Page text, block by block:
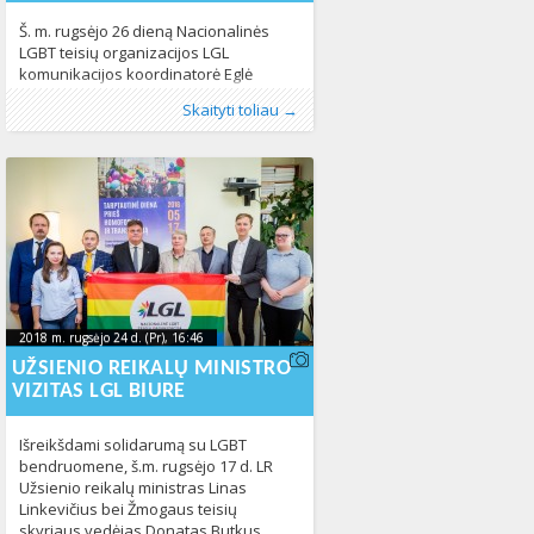
Š. m. rugsėjo 26 dieną Nacionalinės
LGBT teisių organizacijos LGL
komunikacijos koordinatorė Eglė
Kuktoraitė dalyvavo Briuselyje (Belgija)
vykusiame Europos Komisijos,
socialinių tinklapių ir nevyriausybinių
organizacijų atstovų susitikime dėl
neapykantos kalbos stebėsenos
socialiniuose tinkluose. Susitikimo
metu Europos Komisijos, „Google+“,
„Facebook“, „Twitter“, „Instagram“,
„Youtube“ ir „Snapchat“ atstovai
aptarė artėjančio naujo neapykantos
kalbos stebėsenos socialiniuose
tinkluose ciklo tikslus.
Skaityti toliau →
Publikavo:Aliona, LGL
Kategorijos:Fotogalerija,LGL,Naujienos320
2018 m. rugsėjo 24 d. (Pr), 16:46
2018-09-25T13:01:43+00:00
2018 m. rugsėjo 24 d. (Pr), 16:46
2018-09-
25T13:01:43+00:00
UŽSIENIO REIKALŲ MINISTRO
VIZITAS LGL BIURE
Išreikšdami solidarumą su LGBT
bendruomene, š.m. rugsėjo 17 d. LR
Užsienio reikalų ministras Linas
Linkevičius bei Žmogaus teisių